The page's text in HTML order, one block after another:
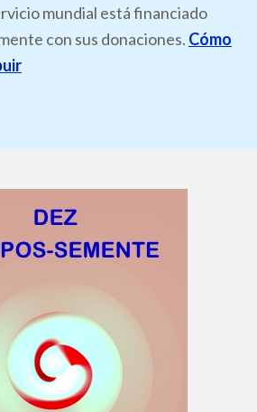
mundial está financiado
con sus donaciones. Cómo